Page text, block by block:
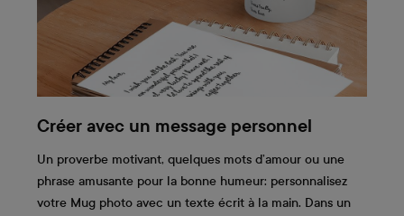
Créer avec un message personnel
Un proverbe motivant, quelques mots d’amour ou une
phrase amusante pour la bonne humeur: personnalisez
votre Mug photo avec un texte écrit à la main. Dans un